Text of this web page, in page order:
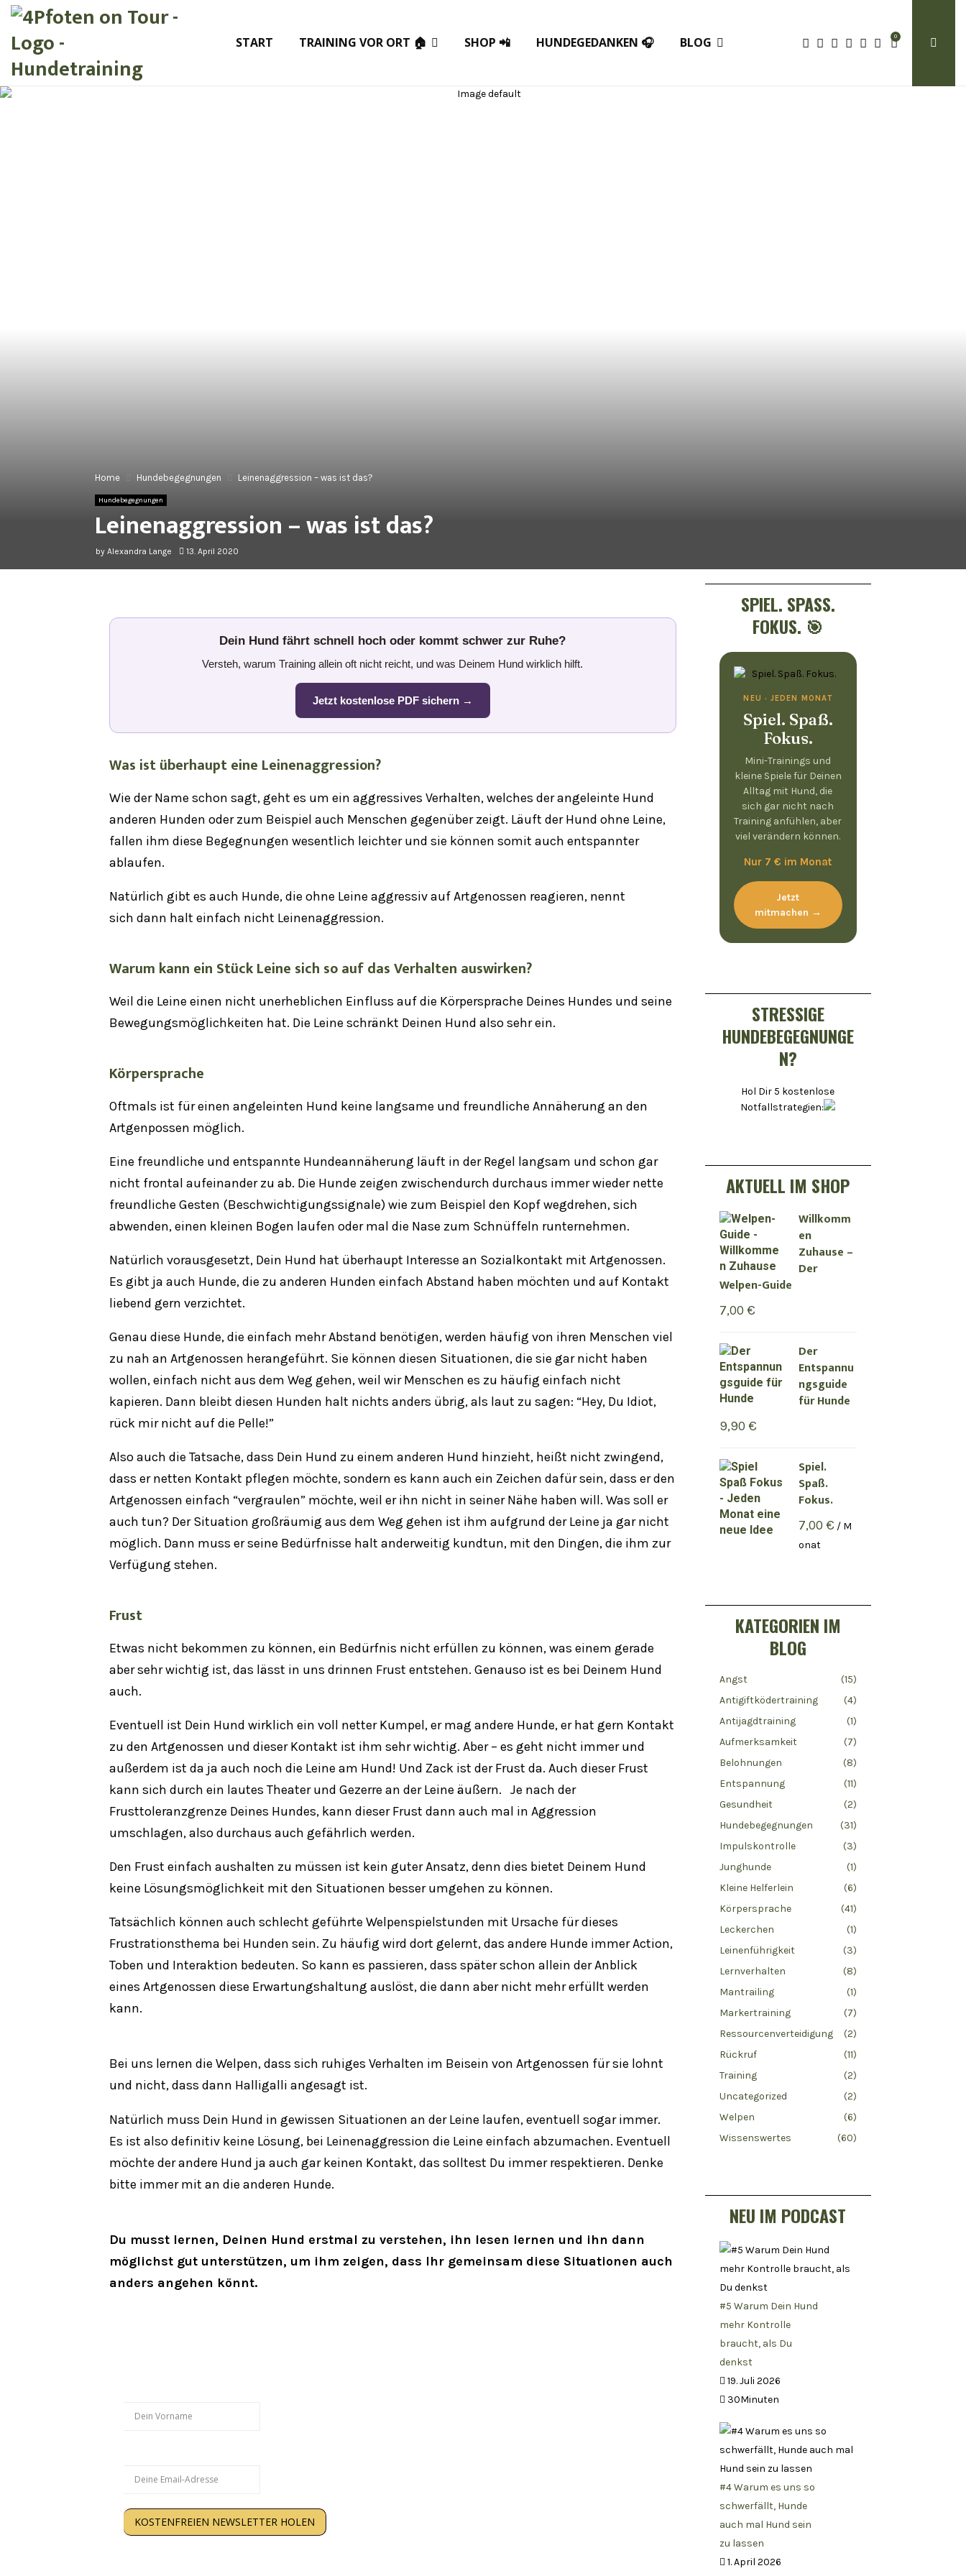
START TRAINING VOR ORT 🏠 SHOP 📲 HUNDEGEDANKEN 🎧 BLOG 0
Home Hundebegegnungen Leinenaggression – was ist das?
Hundebegegnungen
Leinenaggression – was ist das?
by Alexandra Lange 13. April 2020
Dein Hund fährt schnell hoch oder kommt schwer zur Ruhe?
Versteh, warum Training allein oft nicht reicht, und was Deinem Hund wirklich hilft.
Jetzt kostenlose PDF sichern →
Was ist überhaupt eine Leinenaggression?
Wie der Name schon sagt, geht es um ein aggressives Verhalten, welches der angeleinte Hund
anderen Hunden oder zum Beispiel auch Menschen gegenüber zeigt. Läuft der Hund ohne Leine,
fallen ihm diese Begegnungen wesentlich leichter und sie können somit auch entspannter
ablaufen.
Natürlich gibt es auch Hunde, die ohne Leine aggressiv auf Artgenossen reagieren, nennt
sich dann halt einfach nicht Leinenaggression.
Warum kann ein Stück Leine sich so auf das Verhalten auswirken?
Weil die Leine einen nicht unerheblichen Einfluss auf die Körpersprache Deines Hundes und seine
Bewegungsmöglichkeiten hat. Die Leine schränkt Deinen Hund also sehr ein.
Körpersprache
Oftmals ist für einen angeleinten Hund keine langsame und freundliche Annäherung an den
Artgenpossen möglich.
Eine freundliche und entspannte Hundeannäherung läuft in der Regel langsam und schon gar
nicht frontal aufeinander zu ab. Die Hunde zeigen zwischendurch durchaus immer wieder nette
freundliche Gesten (Beschwichtigungssignale) wie zum Beispiel den Kopf wegdrehen, sich
abwenden, einen kleinen Bogen laufen oder mal die Nase zum Schnüffeln runternehmen.
Natürlich vorausgesetzt, Dein Hund hat überhaupt Interesse an Sozialkontakt mit Artgenossen.
Es gibt ja auch Hunde, die zu anderen Hunden einfach Abstand haben möchten und auf Kontakt
liebend gern verzichtet.
Genau diese Hunde, die einfach mehr Abstand benötigen, werden häufig von ihren Menschen viel
zu nah an Artgenossen herangeführt. Sie können diesen Situationen, die sie gar nicht haben
wollen, einfach nicht aus dem Weg gehen, weil wir Menschen es zu häufig einfach nicht
kapieren. Dann bleibt diesen Hunden halt nichts anders übrig, als laut zu sagen: “Hey, Du Idiot,
rück mir nicht auf die Pelle!”
Also auch die Tatsache, dass Dein Hund zu einem anderen Hund hinzieht, heißt nicht zwingend,
dass er netten Kontakt pflegen möchte, sondern es kann auch ein Zeichen dafür sein, dass er den
Artgenossen einfach “vergraulen” möchte, weil er ihn nicht in seiner Nähe haben will. Was soll er
auch tun? Der Situation großräumig aus dem Weg gehen ist ihm aufgrund der Leine ja gar nicht
möglich. Dann muss er seine Bedürfnisse halt anderweitig kundtun, mit den Dingen, die ihm zur
Verfügung stehen.
Frust
Etwas nicht bekommen zu können, ein Bedürfnis nicht erfüllen zu können, was einem gerade
aber sehr wichtig ist, das lässt in uns drinnen Frust entstehen. Genauso ist es bei Deinem Hund
auch.
Eventuell ist Dein Hund wirklich ein voll netter Kumpel, er mag andere Hunde, er hat gern Kontakt
zu den Artgenossen und dieser Kontakt ist ihm sehr wichtig. Aber – es geht nicht immer und
außerdem ist da ja auch noch die Leine am Hund! Und Zack ist der Frust da. Auch dieser Frust
kann sich durch ein lautes Theater und Gezerre an der Leine äußern. Je nach der
Frusttoleranzgrenze Deines Hundes, kann dieser Frust dann auch mal in Aggression
umschlagen, also durchaus auch gefährlich werden.
Den Frust einfach aushalten zu müssen ist kein guter Ansatz, denn dies bietet Deinem Hund
keine Lösungsmöglichkeit mit den Situationen besser umgehen zu können.
Tatsächlich können auch schlecht geführte Welpenspielstunden mit Ursache für dieses
Frustrationsthema bei Hunden sein. Zu häufig wird dort gelernt, das andere Hunde immer Action,
Toben und Interaktion bedeuten. So kann es passieren, dass später schon allein der Anblick
eines Artgenossen diese Erwartungshaltung auslöst, die dann aber nicht mehr erfüllt werden
kann.
Bei uns lernen die Welpen, dass sich ruhiges Verhalten im Beisein von Artgenossen für sie lohnt
und nicht, dass dann Halligalli angesagt ist.
Natürlich muss Dein Hund in gewissen Situationen an der Leine laufen, eventuell sogar immer.
Es ist also definitiv keine Lösung, bei Leinenaggression die Leine einfach abzumachen. Eventuell
möchte der andere Hund ja auch gar keinen Kontakt, das solltest Du immer respektieren. Denke
bitte immer mit an die anderen Hunde.
Du musst lernen, Deinen Hund erstmal zu verstehen, ihn lesen lernen und ihn dann
möglichst gut unterstützen, um ihm zeigen, dass Ihr gemeinsam diese Situationen auch
anders angehen könnt.
KOSTENFREIEN NEWSLETTER HOLEN
SPIEL. SPASS. F
OKUS. 🎯
NEU · JEDEN MONAT
Spiel. Spaß.
Fokus.
Mini-Trainings und
kleine Spiele für Deinen
Alltag mit Hund, die
sich gar nicht nach
Training anfühlen, aber
viel verändern können.
Nur 7 € im Monat
Jetzt
mitmachen →
STRESSIGE
HUNDEBEGEGNUNGE
N?
Hol Dir 5 kostenlose
Notfallstrategien:
AKTUELL IM SHOP
Willkomm
en
Zuhause –
Der
Welpen-Guide
7,00 €
Der
Entspannu
ngsguide
für Hunde
9,90 €
Spiel.
Spaß.
Fokus.
7,00 € / M
onat
KATEGORIEN IM
BLOG
Angst
(15)
Antigiftködertraining
(4)
Antijagdtraining
(1)
Aufmerksamkeit
(7)
Belohnungen
(8)
Entspannung
(11)
Gesundheit
(2)
Hundebegegnungen
(31)
Impulskontrolle
(3)
Junghunde
(1)
Kleine Helferlein
(6)
Körpersprache
(41)
Leckerchen
(1)
Leinenführigkeit
(3)
Lernverhalten
(8)
Mantrailing
(1)
Markertraining
(7)
Ressourcenverteidigung
(2)
Rückruf
(11)
Training
(2)
Uncategorized
(2)
Welpen
(6)
Wissenswertes
(60)
NEU IM PODCAST
#5 Warum Dein Hund
mehr Kontrolle
braucht, als Du
denkst
19. Juli 2026
30Minuten
#4 Warum es uns so
schwerfällt, Hunde
auch mal Hund sein
zu lassen
1. April 2026